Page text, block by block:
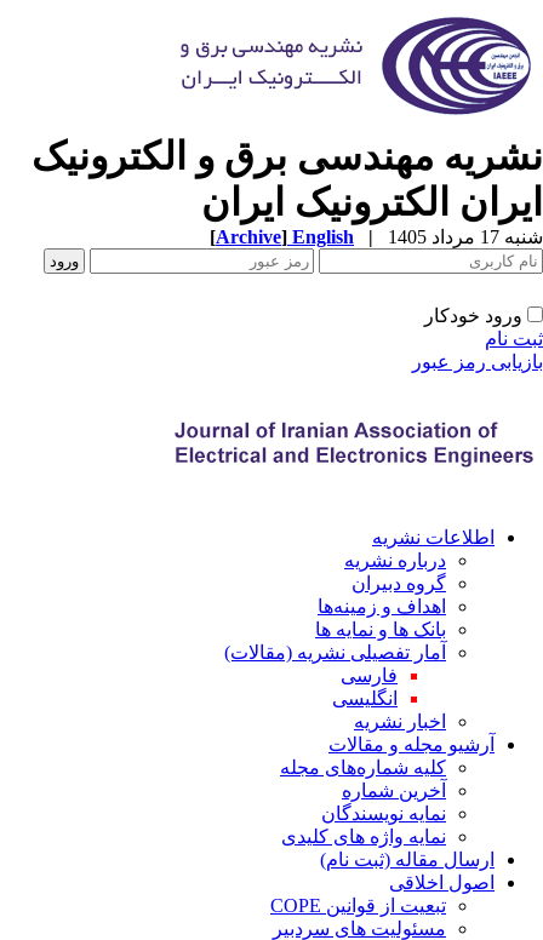
مهندسی برق و الکترونیک
الکترونیک ایران
مرداد 1405 |
English
[Archive]
ورود خودکار
نام
رمز عبور
اطلاعات نشریه
درباره نشریه
گروه دبیران
اهداف و زمینه‌ها
بانک ها و نمایه ها
آمار تفصیلی نشریه (مقالات)
فارسی
انگلیسی
اخبار نشریه
آرشیو مجله و مقالات
کلیه شماره‌های مجله
آخرین شماره
نمایه نویسندگان
نمایه واژه های کلیدی
ارسال مقاله (ثبت نام)
اصول اخلاقی
تبعیت از قوانین COPE
مسئولیت های سردبیر